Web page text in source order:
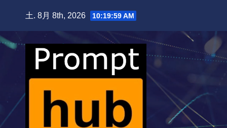
content
土. 8月 8th, 2026 10:20:00 AM